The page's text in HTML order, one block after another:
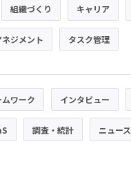
組織づくり キャリア
ジメント タスク管理
ワーク インタビュー
調査・統計 ニュース